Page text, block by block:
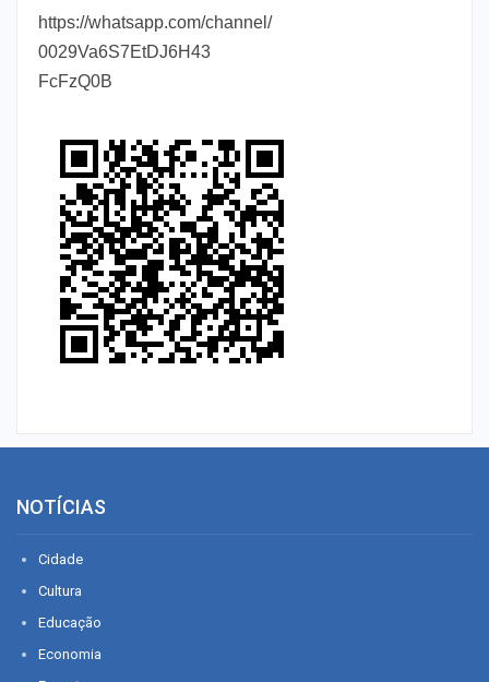
https://whatsapp.com/channel/
0029Va6S7EtDJ6H43
FcFzQ0B
NOTÍCIAS
Cidade
Cultura
Educação
Economia